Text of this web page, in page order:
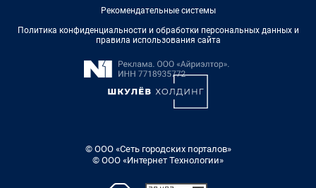
Рекомендательные системы
Политика конфиденциальности и обработки персональных данных и
правила использования сайта
© ООО «Сеть городских порталов»
© ООО «Интернет Технологии»